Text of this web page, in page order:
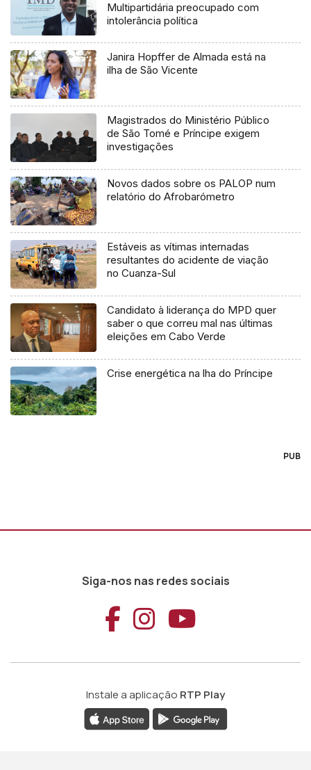
Multipartidária preocupado com
intolerância política
Janira Hopffer de Almada está na
ilha de São Vicente
Magistrados do Ministério Público
de São Tomé e Príncipe exigem
investigações
Novos dados sobre os PALOP num
relatório do Afrobarómetro
Estáveis as vítimas internadas
resultantes do acidente de viação
no Cuanza-Sul
Candidato à liderança do MPD quer
saber o que correu mal nas últimas
eleições em Cabo Verde
Crise energética na lha do Príncipe
PUB
Siga-nos nas redes sociais
Aceder ao
Aceder ao
Aceder
Instale a aplicação RTP Play